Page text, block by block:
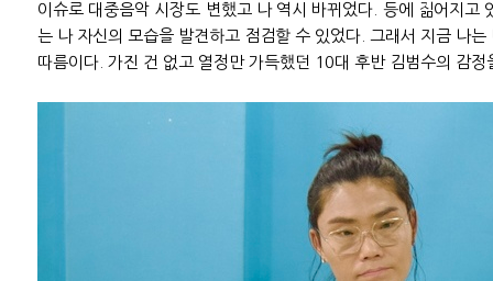
이슈로 대중음악 시장도 변했고 나 역시 바뀌었다. 등에 짊어지고
는 나 자신의 모습을 발견하고 점검할 수 있었다. 그래서 지금 나
따름이다. 가진 건 없고 열정만 가득했던 10대 후반 김범수의 감정